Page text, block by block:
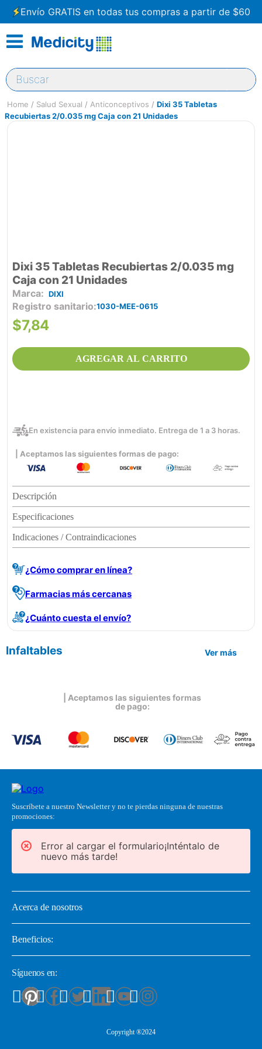
Envío GRATIS en todas tus compras a partir de $60
Buscar
Salud Sexual Anticonceptivos
Dixi 35 Tabletas
Recubiertas 2/0.035 mg Caja con 21 Unidades
Dixi 35 Tabletas Recubiertas 2/0.035 mg
Caja con 21 Unidades
DIXI
Registro sanitario 1030-MEE-0615
$7,84
AGREGAR AL CARRITO
En existencia para envío inmediato. Entrega de 1 a 3 horas.
| Aceptamos las siguientes formas de pago:
Descripción
Especificaciones
Indicaciones / Contraindicaciones
¿Cómo comprar en línea?
Farmacias más cercanas
¿Cuánto cuesta el envío?
Infaltables Ver más
| Aceptamos las siguientes formas
de pago:
Suscríbete a nuestro Newsletter y no te pierdas ninguna de nuestras
promociones:
Error al cargar el formulario¡Inténtalo de
nuevo más tarde!
Acerca de nosotros
Beneficios:
Síguenos en:
Copyright ®2024